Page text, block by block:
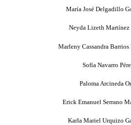
María José Delgadillo
Neyda Lizeth Martínez
Marleny Cassandra
Sofía Navarro
Paloma Arcineda
Erick Emanuel Serrano
Karla Mariel Urquizo